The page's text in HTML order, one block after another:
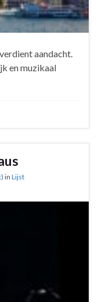
aandacht.
en muzikaal
in Lijst